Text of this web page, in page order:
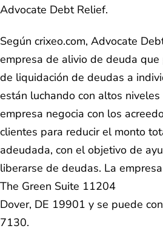
Advocate Debt Relief.
Según crixeo.com, Advocate
empresa de alivio de deuda que
de liquidación de deudas a
están luchando con altos
empresa negocia con los
clientes para reducir el monto
adeudada, con el objetivo de
liberarse de deudas. La
The Green Suite 11204
Dover, DE 19901 y se puede
7130.